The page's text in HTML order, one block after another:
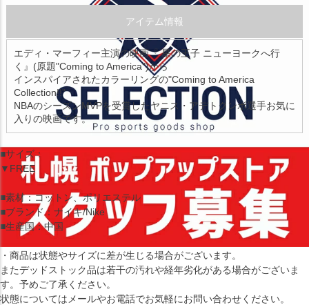
アイテム情報
エディ・マーフィー主演の映画『 星の王子 ニューヨークへ行
く』(原題"Coming to America")から
インスパイアされたカラーリングの"Coming to America
Collection!!"
NBAのシーズンMVPを受賞したヤニス・アデトクンボ選手お気に
入りの映画です。
■サイズ：
▼FREE
■素材：コットン、ポリエステル
■ブランド：ナイキ/Nike
■生産国：中国
・商品は状態やサイズに差が生じる場合がございます。
またデッドストック品は若干の汚れや経年劣化がある場合がございま
す。予めご了承ください。
状態についてはメールやお電話でお気軽にお問い合わせください。